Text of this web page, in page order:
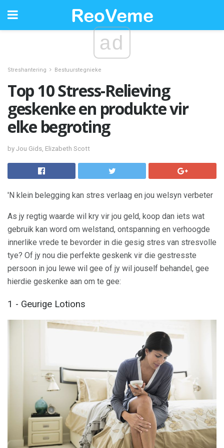
ad
Streshantering Bestuurstegnieke
Top 10 Stress-Relieving
geskenke en produkte vir
elke begroting
by Jou Gids, Elizabeth Scott
'N klein belegging kan stres verlaag en jou welsyn verbeter
As jy regtig waarde wil kry vir jou geld, koop dan iets wat
gebruik kan word om welstand, ontspanning en verhoogde
innerlike vrede te bevorder in die gesig stres van stresvolle
tye? Of jy nou die perfekte geskenk vir die gestresste
persoon in jou lewe wil gee of jy wil jouself behandel, gee
hierdie geskenke aan om te gee:
1 - Geurige Lotions